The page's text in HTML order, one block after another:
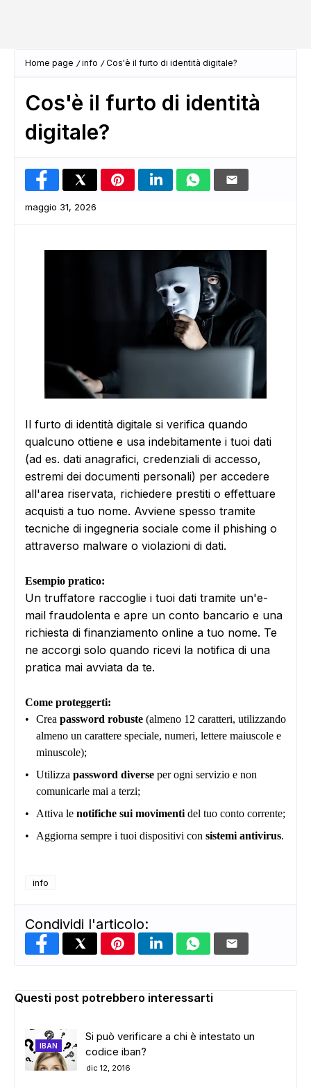
Home page info Cos'è il furto di identità digitale?
Cos'è il furto di identità
digitale?
maggio 31, 2026
Il furto di identità digitale si verifica quando
qualcuno ottiene e usa indebitamente i tuoi dati
(ad es. dati anagrafici, credenziali di accesso,
estremi dei documenti personali) per accedere
all'area riservata, richiedere prestiti o effettuare
acquisti a tuo nome. Avviene spesso tramite
tecniche di ingegneria sociale come il phishing o
attraverso malware o violazioni di dati.
Esempio pratico:
Un truffatore raccoglie i tuoi dati tramite un'e-
mail fraudolenta e apre un conto bancario e una
richiesta di finanziamento online a tuo nome. Te
ne accorgi solo quando ricevi la notifica di una
pratica mai avviata da te.
Come proteggerti:
•
Crea password robuste (almeno 12 caratteri, utilizzando
almeno un carattere speciale, numeri, lettere maiuscole e
minuscole);
•
Utilizza password diverse per ogni servizio e non
comunicarle mai a terzi;
•
Attiva le notifiche sui movimenti del tuo conto corrente;
•
Aggiorna sempre i tuoi dispositivi con sistemi antivirus.
info
Condividi l'articolo:
Questi post potrebbero interessarti
IBAN
Si può verificare a chi è intestato un
codice iban?
dic 12, 2016